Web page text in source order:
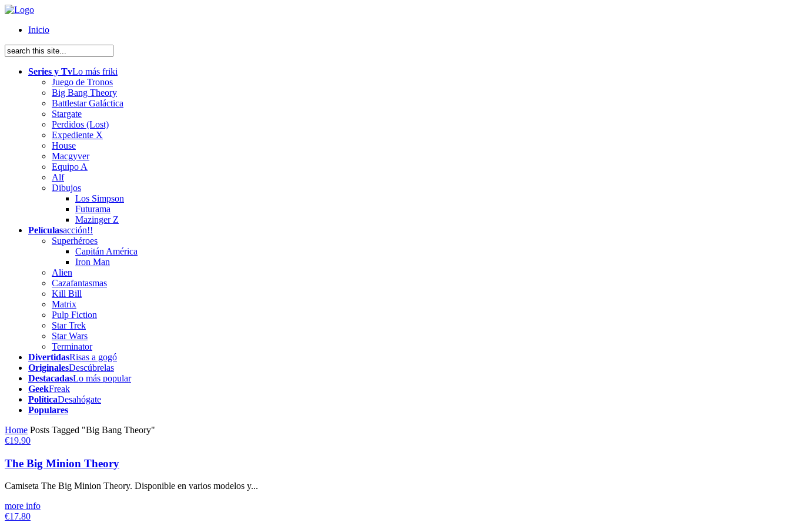
Inicio
Series y TvLo más friki
Juego de Tronos
Big Bang Theory
Battlestar Galáctica
Stargate
Perdidos (Lost)
Expediente X
House
Macgyver
Equipo A
Alf
Dibujos
Los Simpson
Futurama
Mazinger Z
Películasacción!!
Superhéroes
Capitán América
Iron Man
Alien
Cazafantasmas
Kill Bill
Matrix
Pulp Fiction
Star Trek
Star Wars
Terminator
DivertidasRisas a gogó
OriginalesDescúbrelas
DestacadasLo más popular
GeekFreak
PolíticaDesahógate
Populares
Home Posts Tagged "Big Bang Theory"
€19.90
The Big Minion Theory
Camiseta The Big Minion Theory. Disponible en varios modelos y...
more info
€17.80